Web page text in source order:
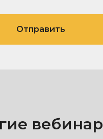
Отправить